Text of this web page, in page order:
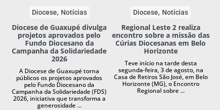
Diocese Notícias
Diocese de Guaxupé divulga
projetos aprovados pelo
Fundo Diocesano da
Campanha da Solidariedade
2026
A Diocese de Guaxupé torna
públicos os projetos aprovados
pelo Fundo Diocesano da
Campanha da Solidariedade (FDS)
2026, iniciativa que transforma a
generosidade ...
Diocese Notícias
Regional Leste 2 realiza
encontro sobre a missão das
Cúrias Diocesanas em Belo
Horizonte
Teve início na tarde desta
segunda-feira, 3 de agosto, na
Casa de Retiros São José, em Belo
Horizonte (MG), o Encontro
Regional sobre ...